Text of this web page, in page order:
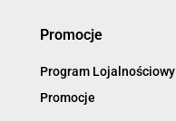
Promocje
Program Lojalnościowy
Promocje